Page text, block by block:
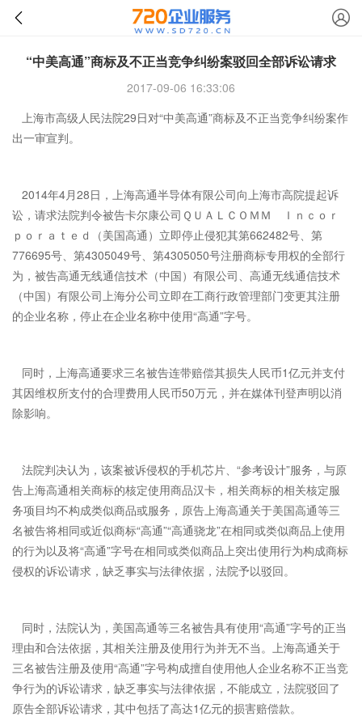
“中美高通”商标及不正当竞争纠纷案驳回全部诉讼请求
2017-09-06 16:33:06
上海市高级人民法院29日对“中美高通”商标及不正当竞争纠纷案作
出一审宣判。
2014年4月28日，上海高通半导体有限公司向上海市高院提起诉
讼，请求法院判令被告卡尔康公司ＱＵＡＬＣＯＭＭ Ｉｎｃｏｒ
ｐｏｒａｔｅｄ（美国高通）立即停止侵犯其第662482号、第
776695号、第4305049号、第4305050号注册商标专用权的全部行
为，被告高通无线通信技术（中国）有限公司、高通无线通信技术
（中国）有限公司上海分公司立即在工商行政管理部门变更其注册
的企业名称，停止在企业名称中使用“高通”字号。
同时，上海高通要求三名被告连带赔偿其损失人民币1亿元并支付
其因维权所支付的合理费用人民币50万元，并在媒体刊登声明以消
除影响。
法院判决认为，该案被诉侵权的手机芯片、“参考设计”服务，与原
告上海高通相关商标的核定使用商品汉卡，相关商标的相关核定服
务项目均不构成类似商品或服务，原告上海高通关于美国高通等三
名被告将相同或近似商标“高通”“高通骁龙”在相同或类似商品上使用
的行为以及将“高通”字号在相同或类似商品上突出使用行为构成商标
侵权的诉讼请求，缺乏事实与法律依据，法院予以驳回。
同时，法院认为，美国高通等三名被告具有使用“高通”字号的正当
理由和合法依据，其相关注册及使用行为并无不当。上海高通关于
三名被告注册及使用“高通”字号构成擅自使用他人企业名称不正当竞
争行为的诉讼请求，缺乏事实与法律依据，不能成立，法院驳回了
原告全部诉讼请求，其中包括了高达1亿元的损害赔偿款。